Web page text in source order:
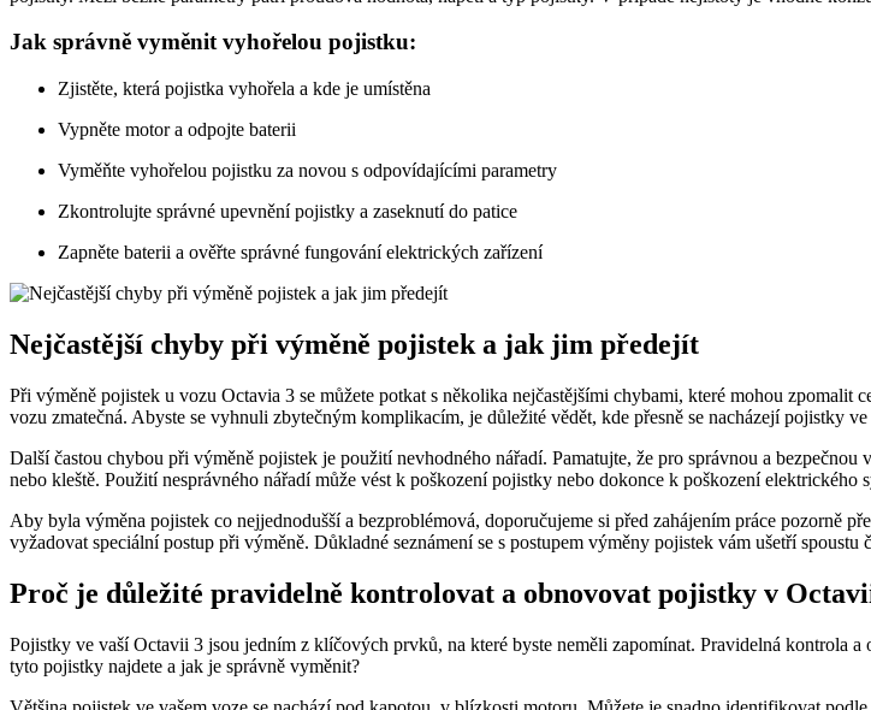
Jak správně vyměnit vyhořelou pojistku:
Zjistěte, která pojistka vyhořela a kde je umístěna
Vypněte motor a odpojte baterii
Vyměňte vyhořelou pojistku za novou s odpovídajícími parametry
Zkontrolujte správné upevnění pojistky a zaseknutí do patice
Zapněte baterii a ověřte správné fungování elektrických zařízení
Nejčastější chyby při výměně pojistek a jak jim předejít
Při výměně pojistek u vozu Octavia 3 se můžete potkat s několika nejčastějšími chybami, které mohou zpomalit
vozu zmatečná. Abyste se vyhnuli zbytečným komplikacím, je důležité vědět, kde přesně se nacházejí pojistky
Další častou chybou při výměně pojistek je použití nevhodného nářadí. Pamatujte, že pro správnou a
nebo kleště. Použití nesprávného nářadí může vést k poškození pojistky nebo dokonce k poškození elektrického
Aby byla výměna pojistek co nejjednodušší a bezproblémová, doporučujeme si před zahájením práce pozorně
vyžadovat speciální postup při výměně. Důkladné seznámení se s postupem výměny pojistek vám ušetří spoustu
Proč je důležité pravidelně kontrolovat a obnovovat pojistky v
Pojistky ve vaší Octavii 3 jsou jedním z klíčových prvků, na které byste neměli zapomínat. Pravidelná kontrola
tyto pojistky najdete a jak je správně vyměnit?